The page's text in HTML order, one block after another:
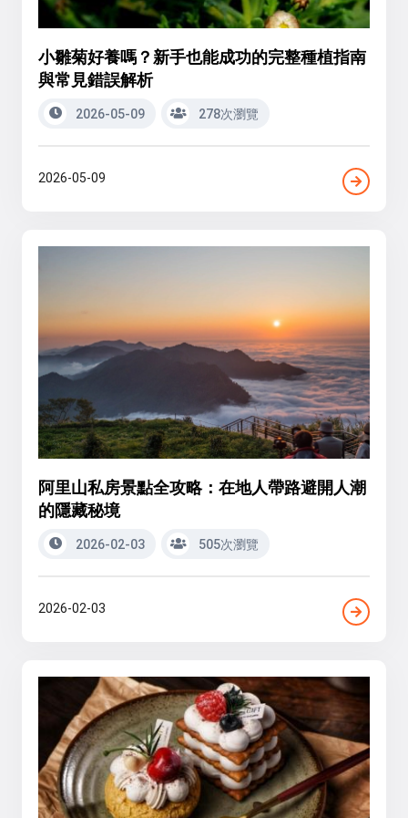
小雛菊好養嗎？新手也能成功的完整種植指南
與常見錯誤解析
2026-05-09 278次瀏覽
2026-05-09
阿里山私房景點全攻略：在地人帶路避開人潮
的隱藏秘境
2026-02-03 505次瀏覽
2026-02-03